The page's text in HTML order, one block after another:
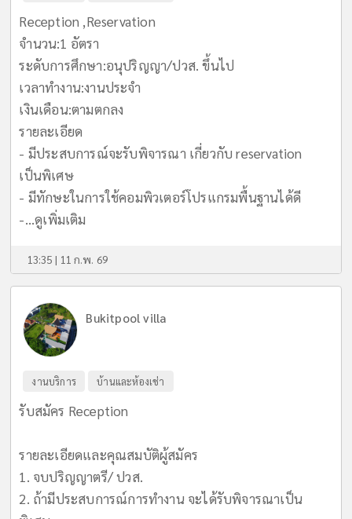
Reception ,Reservation
จำนวน:1 อัตรา
ระดับการศึกษา:อนุปริญญา/ปวส. ขึ้นไป
เวลาทำงาน:งานประจำ
เงินเดือน:ตามตกลง
รายละเอียด
- มีประสบการณ์จะรับพิจารณา เกี่ยวกับ reservation
เป็นพิเศษ
- มีทักษะในการใช้คอมพิวเตอร์โปรแกรมพื้นฐานได้ดี
-...ดูเพิ่มเติม
13:35 | 11 ก.พ. 69
Bukitpool villa
งานบริการ บ้านและห้องเช่า
รับสมัคร Reception
รายละเอียดและคุณสมบัติผู้สมัคร
1. จบปริญญาตรี/ ปวส.
2. ถ้ามีประสบการณ์การทำงาน จะได้รับพิจารณาเป็น